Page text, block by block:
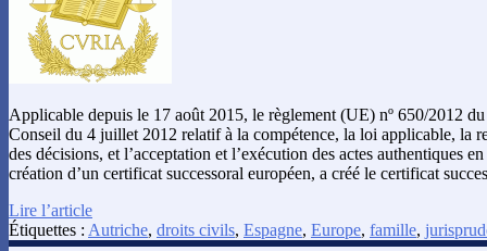
Applicable depuis le 17 août 2015, le règlement (UE) nº 650/2012
Conseil du 4 juillet 2012 relatif à la compétence, la loi applicable, la
des décisions, et l’acceptation et l’exécution des actes authentiques
création d’un certificat successoral européen, a créé le certificat
Lire l’article
Étiquettes : Autriche, droits civils, Espagne, Europe, famille,